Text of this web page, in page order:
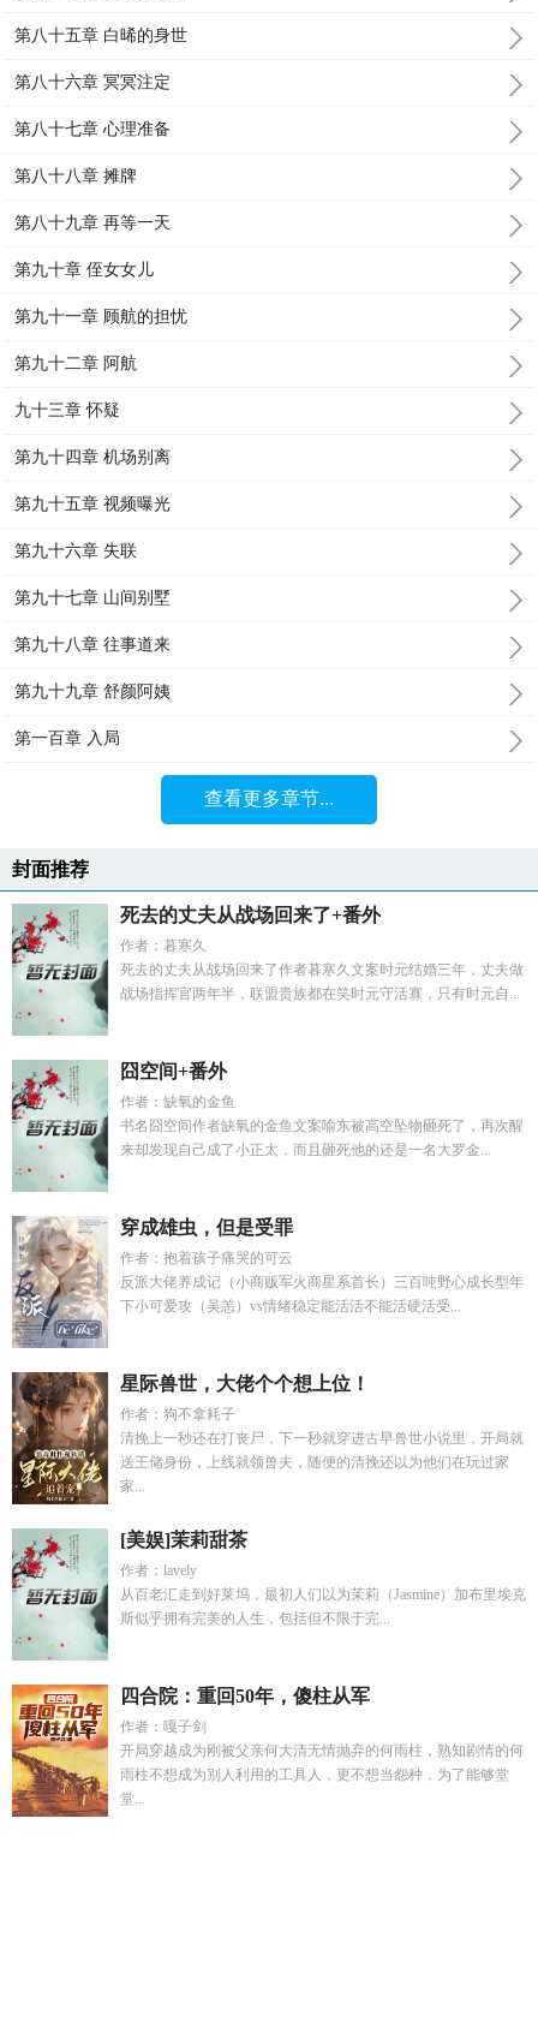
第八十五章 白晞的身世
第八十六章 冥冥注定
第八十七章 心理准备
第八十八章 摊牌
第八十九章 再等一天
第九十章 侄女女儿
第九十一章 顾航的担忧
第九十二章 阿航
九十三章 怀疑
第九十四章 机场别离
第九十五章 视频曝光
第九十六章 失联
第九十七章 山间别墅
第九十八章 往事道来
第九十九章 舒颜阿姨
第一百章 入局
查看更多章节...
封面推荐
死去的丈夫从战场回来了+番外
作者：暮寒久
死去的丈夫从战场回来了作者暮寒久文案时元结婚三年，丈夫做
战场指挥官两年半，联盟贵族都在笑时元守活寡，只有时元自...
囧空间+番外
作者：缺氧的金鱼
书名囧空间作者缺氧的金鱼文案喻东被高空坠物砸死了，再次醒
来却发现自己成了小正太，而且砸死他的还是一名大罗金...
穿成雄虫，但是受罪
作者：抱着孩子痛哭的可云
反派大佬养成记（小商贩军火商星系首长）三百吨野心成长型年
下小可爱攻（吴恙）vs情绪稳定能活活不能活硬活受...
星际兽世，大佬个个想上位！
作者：狗不拿耗子
清挽上一秒还在打丧尸，下一秒就穿进古早兽世小说里，开局就
送王储身份，上线就领兽夫，随便的清挽还以为他们在玩过家
家...
[美娱]茉莉甜茶
作者：lavely
从百老汇走到好莱坞，最初人们以为茉莉（Jasmine）加布里埃克
斯似乎拥有完美的人生，包括但不限于完...
四合院：重回50年，傻柱从军
作者：嘎子剑
开局穿越成为刚被父亲何大清无情抛弃的何雨柱，熟知剧情的何
雨柱不想成为别人利用的工具人，更不想当怨种，为了能够堂
堂...